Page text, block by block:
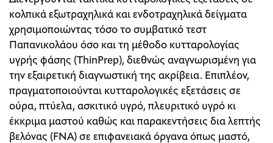
κολπικά εξωτραχηλικά και ενδοτραχηλικά δείγματα
χρησιμοποιώντας τόσο το συμβατικό τεστ
Παπανικολάου όσο και τη μέθοδο κυτταρολογίας
υγρής φάσης (ThinPrep), διεθνώς αναγνωρισμένη για
την εξαιρετική διαγνωστική της ακρίβεια. Επιπλέον,
πραγματοποιούνται κυτταρολογικές εξετάσεις σε
ούρα, πτύελα, ασκιτικό υγρό, πλευριτικό υγρό κι
έκκριμα μαστού καθώς και παρακεντήσεις δια λεπτής
βελόνας (FNA) σε επιφανειακά όργανα όπως μαστό,